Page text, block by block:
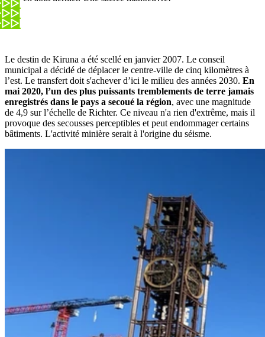
Le destin de Kiruna a été scellé en janvier 2007. Le conseil
municipal a décidé de déplacer le centre-ville de cinq kilomètres à
l’est. Le transfert doit s'achever d’ici le milieu des années 2030. En
mai 2020, l’un des plus puissants tremblements de terre jamais
enregistrés dans le pays a secoué la région, avec une magnitude
de 4,9 sur l’échelle de Richter. Ce niveau n'a rien d'extrême, mais il
provoque des secousses perceptibles et peut endommager certains
bâtiments. L'activité minière serait à l'origine du séisme.